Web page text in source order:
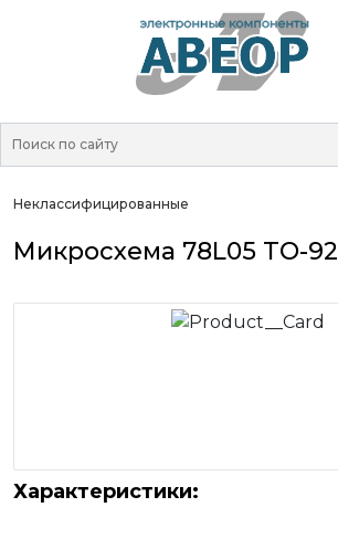
Неклассифицированные
Микросхема 78L05 TO-92
Характеристики: